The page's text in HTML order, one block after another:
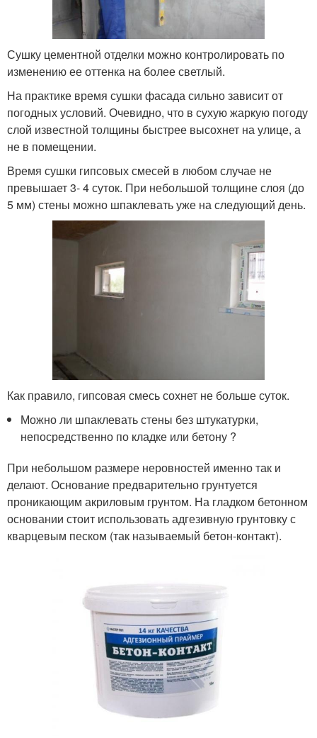
Сушку цементной отделки можно контролировать по
изменению ее оттенка на более светлый.
На практике время сушки фасада сильно зависит от
погодных условий. Очевидно, что в сухую жаркую погоду
слой известной толщины быстрее высохнет на улице, а
не в помещении.
Время сушки гипсовых смесей в любом случае не
превышает 3- 4 суток. При небольшой толщине слоя (до
5 мм) стены можно шпаклевать уже на следующий день.
Как правило, гипсовая смесь сохнет не больше суток.
Можно ли шпаклевать стены без штукатурки,
непосредственно по кладке или бетону ?
При небольшом размере неровностей именно так и
делают. Основание предварительно грунтуется
проникающим акриловым грунтом. На гладком бетонном
основании стоит использовать адгезивную грунтовку с
кварцевым песком (так называемый бетон-контакт).